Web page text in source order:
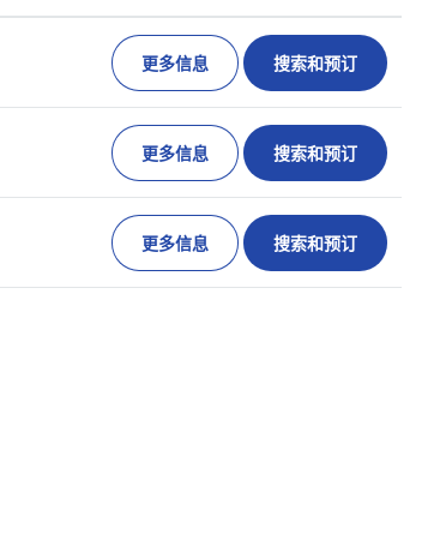
更多信息 搜索和预订
更多信息 搜索和预订
更多信息 搜索和预订